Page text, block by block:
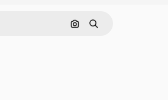
Nach Bild suchen
Suchen